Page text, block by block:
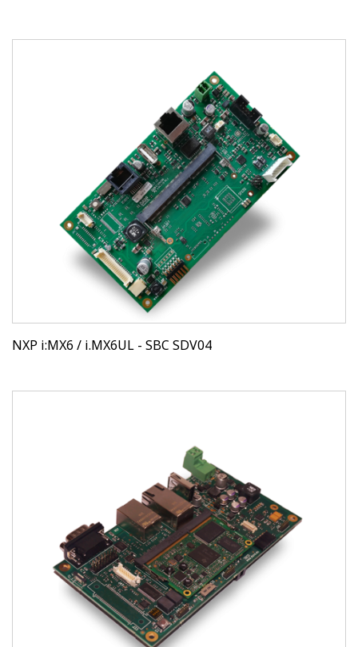
NXP i:MX6 / i.MX6UL - SBC SDV04